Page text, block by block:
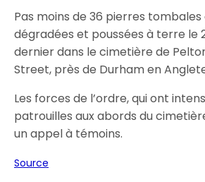
Pas moins de 36 pierres
dégradées et poussées à terre le
dernier dans le cimetière de
Street, près de Durham en
Les forces de l’ordre, qui ont
patrouilles aux abords du
un appel à témoins.
Source